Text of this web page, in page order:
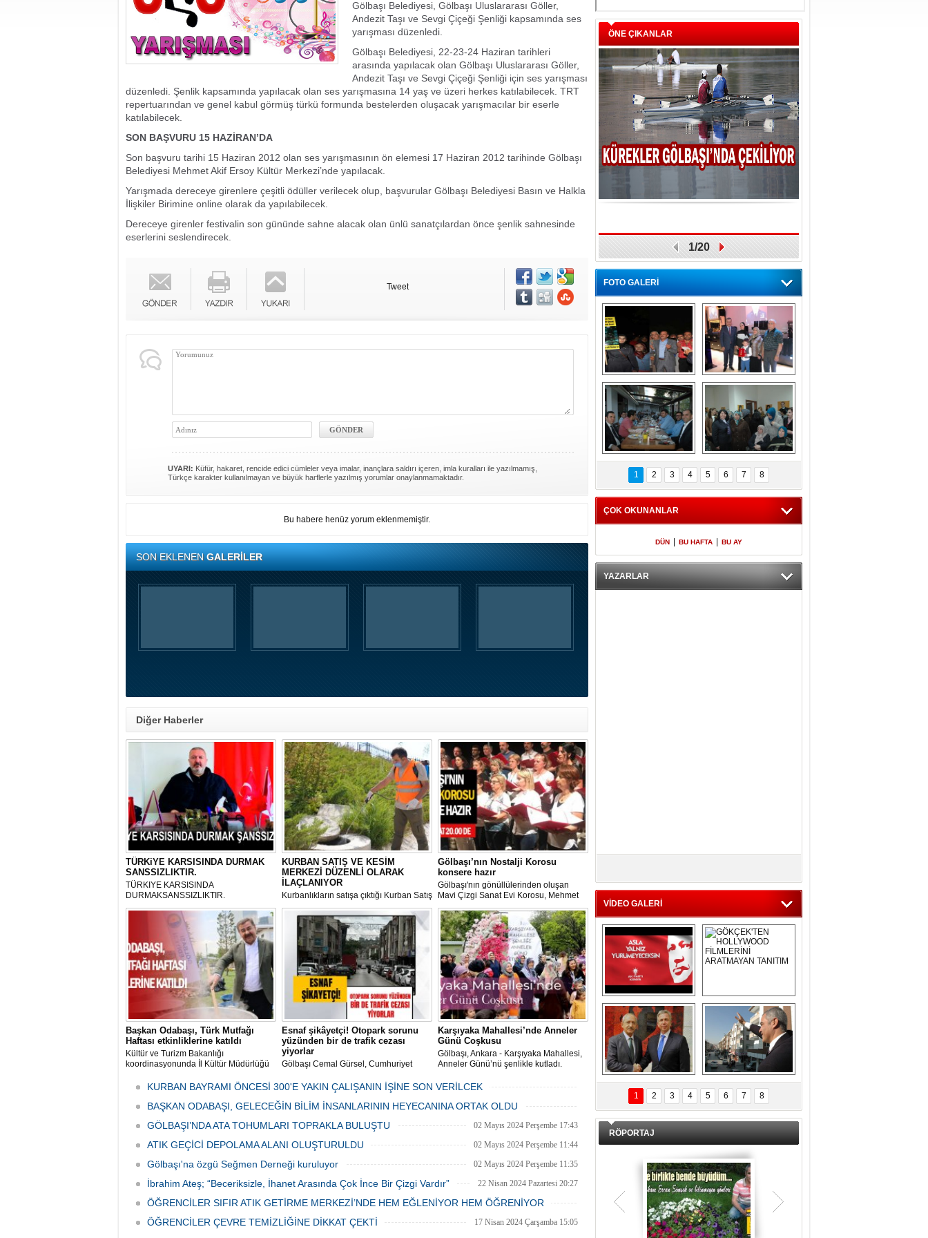
Gölbaşı Belediyesi, Gölbaşı Uluslararası Göller,
Andezit Taşı ve Sevgi Çiçeği Şenliği kapsamında ses
yarışması düzenledi.
Gölbaşı Belediyesi, 22-23-24 Haziran tarihleri
arasında yapılacak olan Gölbaşı Uluslararası Göller,
Andezit Taşı ve Sevgi Çiçeği Şenliği için ses yarışması
düzenledi. Şenlik kapsamında yapılacak olan ses yarışmasına 14 yaş ve üzeri herkes katılabilecek. TRT
repertuarından ve genel kabul görmüş türkü formunda bestelerden oluşacak yarışmacılar bir eserle
katılabilecek.
SON BAŞVURU 15 HAZİRAN’DA
Son başvuru tarihi 15 Haziran 2012 olan ses yarışmasının ön elemesi 17 Haziran 2012 tarihinde Gölbaşı
Belediyesi Mehmet Akif Ersoy Kültür Merkezi’nde yapılacak.
Yarışmada dereceye girenlere çeşitli ödüller verilecek olup, başvurular Gölbaşı Belediyesi Basın ve Halkla
İlişkiler Birimine online olarak da yapılabilecek.
Dereceye girenler festivalin son gününde sahne alacak olan ünlü sanatçılardan önce şenlik sahnesinde
eserlerini seslendirecek.
Tweet
UYARI: Küfür, hakaret, rencide edici cümleler veya imalar, inançlara saldırı içeren, imla kuralları ile yazılmamış,
Türkçe karakter kullanılmayan ve büyük harflerle yazılmış yorumlar onaylanmamaktadır.
Bu habere henüz yorum eklenmemiştir.
SON EKLENENGALERİLER
Diğer Haberler
TÜRKiYE KARSISINDA DURMAK
SANSSIZLIKTIR.
TÜRKIYE KARSISINDA
DURMAKSANSSIZLIKTIR.
KURBAN SATIŞ VE KESİM
MERKEZİ DÜZENLİ OLARAK
İLAÇLANIYOR
Kurbanlıkların satışa çıktığı Kurban Satış
ve Kesim Merkezi, haşere ve
mikropların önüne geçilmesi amacıyla
her gün Gölbaşı Belediyesi ekipleri
tarafından düzenli olarak ilaçlanıyor.
Gölbaşı’nın Nostalji Korosu
konsere hazır
Gölbaşı'nın gönüllülerinden oluşan
Mavi Çizgi Sanat Evi Korosu, Mehmet
Akif Ersoy Kültür Merkezi’nde vereceği
konsere hızır.
Başkan Odabaşı, Türk Mutfağı
Haftası etkinliklerine katıldı
Kültür ve Turizm Bakanlığı
koordinasyonunda İl Kültür Müdürlüğü
Haftası" etkinlikleri Ankara'da devam
Esnaf şikâyetçi! Otopark sorunu
yüzünden bir de trafik cezası
yiyorlar
Gölbaşı Cemal Gürsel, Cumhuriyet
bulunan esnaf ve alışverişe gelen
vatandaşlar park cezaları yüzünden
canından bezdi.
Karşıyaka Mahallesi’nde Anneler
Günü Coşkusu
Gölbaşı, Ankara - Karşıyaka Mahallesi,
Anneler Günü’nü şenlikle kutladı.
öncülüğünde düzenlenen 1. Karşıyaka
KURBAN BAYRAMI ÖNCESİ 300'E YAKIN ÇALIŞANIN İŞİNE SON VERİLCEK
06 Mayıs 2024 Pazartesi 15:47
BAŞKAN ODABAŞI, GELECEĞİN BİLİM İNSANLARININ HEYECANINA ORTAK OLDU
06 Mayıs 2024 Pazartesi 15:31
GÖLBAŞI’NDA ATA TOHUMLARI TOPRAKLA BULUŞTU 02 Mayıs 2024 Perşembe 17:43
ATIK GEÇİCİ DEPOLAMA ALANI OLUŞTURULDU 02 Mayıs 2024 Perşembe 11:44
Gölbaşı'na özgü Seğmen Derneği kuruluyor 02 Mayıs 2024 Perşembe 11:35
İbrahim Ateş; “Beceriksizle, İhanet Arasında Çok İnce Bir Çizgi Vardır” 22 Nisan 2024 Pazartesi 20:27
ÖĞRENCİLER SIFIR ATIK GETİRME MERKEZİ’NDE HEM EĞLENİYOR HEM ÖĞRENİYOR
20 Nisan 2024 Cumartesi 15:26
ÖĞRENCİLER ÇEVRE TEMİZLİĞİNE DİKKAT ÇEKTİ 17 Nisan 2024 Çarşamba 15:05
ÖNE ÇIKANLAR
1/20
FOTO GALERİ
Gölbaşı GAZZE
İÇİN YÜRÜDÜ
Kaymakamlıktan
iftar yemeği
Kaymakamlıktan
iftar yemeği
NERGÜL
YILDIRIM SEÇİM
BÜROSUNU AÇTI
1 2 3 4 5 6 7 8
ÇOK OKUNANLAR
DÜN BU HAFTA BU AY
YAZARLAR
VİDEO GALERİ
Asla Yalnız
Yürümeyeceksin
Uzun Adam
GÖKÇEK'TEN
HOLLYWOOD
FİLMLERİNİ
ARATMAYAN
TANITIM
DAL İÇERİ ZÜBÜK!
ERCAN ŞİMŞEK
GÖLBAŞI'NDA
KASIRGA ETKİSİ
YARATTI !
1 2 3 4 5 6 7 8
RÖPORTAJ
Teşrik tekbiri nedir? Ne anlama gelir?